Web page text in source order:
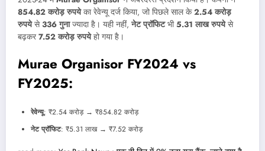
854.82 करोड़ रुपयेका रेवेन्यू दर्ज किया, जो पिछले साल के2.54 करोड़
रुपयेसे336 गुनाज्यादा है। यही नहीं,नेट प्रॉफिटभी5.31 लाख रुपयेसे
बढ़कर 7.52 करोड़ रुपयेहो गया है।
Murae Organisor FY2024 vs
FY2025:
रेवेन्यू: ₹2.54 करोड़ → ₹854.82 करोड़
नेट प्रॉफिट: ₹5.31 लाख → ₹7.52 करोड़